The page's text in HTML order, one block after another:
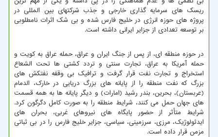
ریسک های سرمایه گذاری خارجی و جذب شرکتهای بین المللی در
پروژه های حوزه انرژی در خلیج فارس شده و بی شک اثرات نامطلوبی
بر توسعه تعدادی از جزایر ایرانی داشته است.
در حوزه منطقه ای، از پس از جنگ ایران و عراق، حمله عراق به کویت و
حمله آمریکا به عراق، تجارت سنتی و تردد کشتی ها تحت الشعاع
استخراج و تجارت نفت قرار گرفت و ترافیک بی وقفه نفتکش های
بزرگ که نفت منطقه را از پایانه های بزرگ دریایی در خارک، الدمام
(عربستان)، بحرین، بندر رشید (امارات) و دیگر پایانه ها به همه قسمت
های جهان حمل می کنند، شرایط منطقه را به صورت کامل دگرگون کرد.
شرایط متأثر از حضور پایگاه های نیروهای غربی، بحران های
ایدئولوژیک، مرزی، سرزمینی، سیاسی، جزایر خلیج فارس را در بی ثباتی
مزمن قرار داده است.